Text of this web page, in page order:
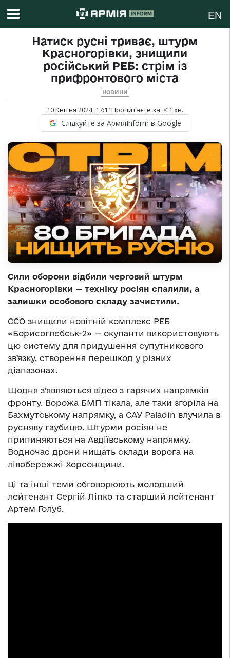
EN
Натиск русні триває, штурм
Красногорівки, знищили
російський РЕБ: стрім із
прифронтового міста
НОВИНИ
10 Квітня 2024, 17:11Прочитаєте за: < 1 хв.
Слідкуйте за АрміяInform в Google
Сили оборони відбили черговий штурм
Красногорівки — техніку росіян спалили, а
залишки особового складу зачистили.
ССО знищили новітній комплекс РЕБ
«Борисоглєбськ-2» — окупанти використовують
цю систему для придушення супутникового
звʼязку, створення перешкод у різних
діапазонах.
Щодня з’являються відео з гарячих напрямків
фронту. Ворожа БМП тікала, але таки згоріла на
Бахмутському напрямку, а САУ Paladin влучила в
русняву гаубицю. Штурми росіян не
припиняються на Авдіївському напрямку.
Водночас дрони нищать склади ворога на
лівобережжі Херсонщини.
Ці та інші теми обговорюють молодший
лейтенант Сергій Ліпко та старший лейтенант
Артем Голуб.